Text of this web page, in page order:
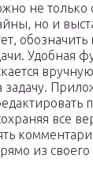
не только
но и
обозначить
Удобная
задачу.
все
из своего